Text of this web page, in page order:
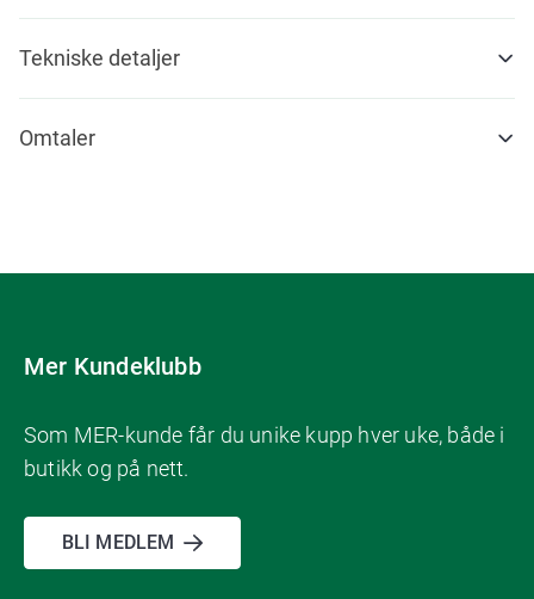
Tekniske detaljer
Omtaler
Mer Kundeklubb
Som MER-kunde får du unike kupp hver uke, både i
butikk og på nett.
BLI MEDLEM